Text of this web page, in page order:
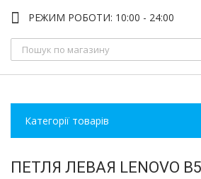
РЕЖИМ РОБОТИ: 10:00 - 24:00
Категорії товарів
ПЕТЛЯ ЛЕВАЯ LENOVO